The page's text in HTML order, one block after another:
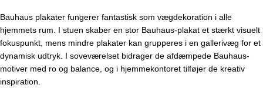
Bauhaus plakater fungerer fantastisk som vægdekoration i alle
hjemmets rum. I stuen skaber en stor Bauhaus-plakat et stærkt visuelt
fokuspunkt, mens mindre plakater kan grupperes i en gallerivæg for et
dynamisk udtryk. I soveværelset bidrager de afdæmpede Bauhaus-
motiver med ro og balance, og i hjemmekontoret tilføjer de kreativ
inspiration.